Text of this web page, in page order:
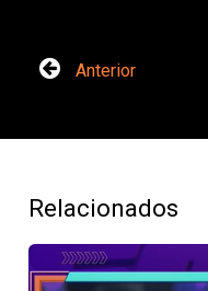
Anterior
Relacionados